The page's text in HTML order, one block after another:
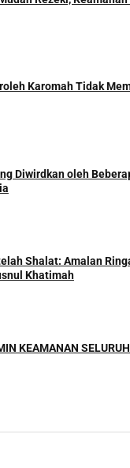
Karomah Tidak
Diwirdkan oleh
Shalat: Amalan
Khatimah
KEAMANAN SELURUH